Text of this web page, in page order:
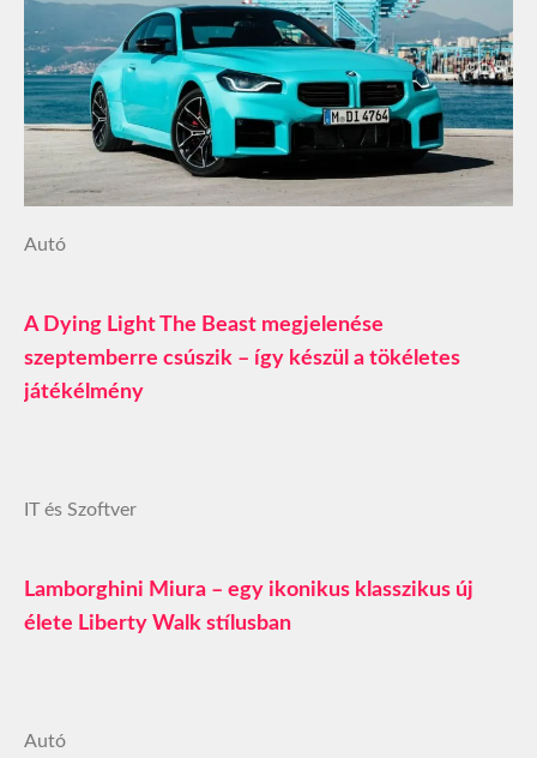
Autó
A Dying Light The Beast megjelenése
szeptemberre csúszik – így készül a tökéletes
játékélmény
IT és Szoftver
Lamborghini Miura – egy ikonikus klasszikus új
élete Liberty Walk stílusban
Autó